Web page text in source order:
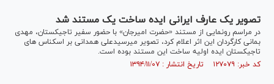
تصویر یک عارف ایرانی ایده ساخت یک مستند شد
در مراسم رونمایی از مستند «حضرت امیرجان» با حضور سفیر تاجیکستان، مهدی
بمانی کارگردان این اثر اعلام کرد، تصویر میرسیدعلی همدانی بر اسکناس های
تاجیکستان ایده اولیه ساخت این مستند بوده است.
کد خبر: ۱۲۷۰۷۹ تاریخ انتشار : ۱۳۹۴/۱۱/۰۷